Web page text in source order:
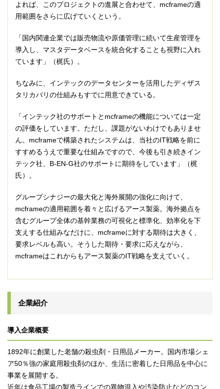
よれば、このプロジェクトの進展と合わせて、mcframeの適
用範囲をさらに広げていくという。
「国内関連企業では販売物流や原価管理に続いて生産管理を
導入し、マスタデータベースを統合化することも視野に入れ
ています」（梶氏）。
ちなみに、インテックのデータセンターを活用したディザス
タリカバリの仕組みもすでに用意できている。
「インテック社のサポートとmcframeの機能については一定
の評価をしています。ただし、課題がないわけでもありませ
ん。mcframeで構築されたシステムは、当社のIT戦略を前に
すすめるうえで重要な仕組みですので、今後も引き続きイン
テック社、B-EN-G社のサポートに期待をしています」（梶
氏）。
グループシナジーの最大化と海外展開の強化に向けて、
mcframeの適用範囲を着々と広げるアース製薬。海外拠点を
含むグループ全体の基幹業務の可視化と標準化、効率化を下
支えする仕組みなだけに、mcframeに対する期待は大きく、
要求レベルも高い。そうした期待・要求に応えながら、
mcframeはこれからもアース製薬のIT戦略を支えていく。
企業紹介
導入企業概要
1892年に創業した老舗の殺虫剤・日用品メーカー。国内市場シェ
ア50％強の家庭用殺虫剤のほか、生活に密着した日用品を中心に
事業を展開する。
近年は食品工場の製造ラインでの異物混入や汚染防止などのコン